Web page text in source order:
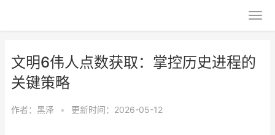
文明6伟人点数获取：掌控历史进程的
关键策略
作者： 黑泽 • 更新时间：2026-05-12